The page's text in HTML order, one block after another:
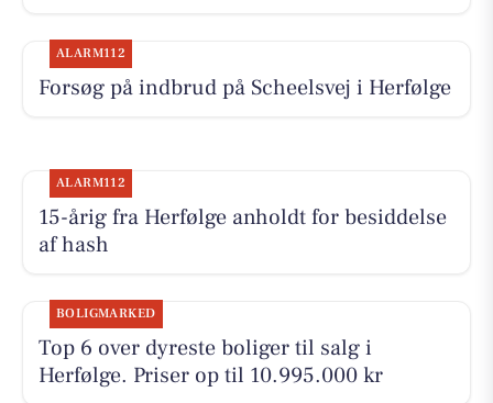
ALARM112
Forsøg på indbrud på Scheelsvej i Herfølge
ALARM112
15-årig fra Herfølge anholdt for besiddelse
af hash
BOLIGMARKED
Top 6 over dyreste boliger til salg i
Herfølge. Priser op til 10.995.000 kr